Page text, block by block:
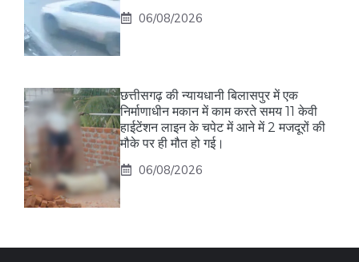
06/08/2026
छत्तीसगढ़ की न्यायधानी बिलासपुर में एक
निर्माणाधीन मकान में काम करते समय 11 केवी
हाईटेंशन लाइन के चपेट में आने में 2 मजदूरों की
मौके पर ही मौत हो गई।
06/08/2026